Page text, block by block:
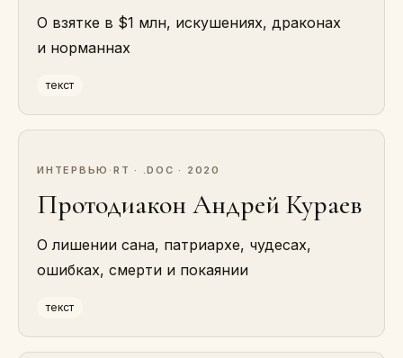
О взятке в $1 млн, искушениях, драконах
и норманнах
текст
ИНТЕРВЬЮ · RT · .DOC · 2020
Протодиакон Андрей Кураев
О лишении сана, патриархе, чудесах,
ошибках, смерти и покаянии
текст